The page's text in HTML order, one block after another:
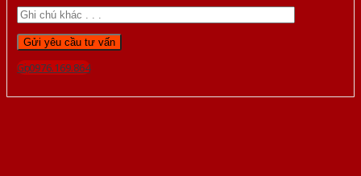
Gọi 0976.169.864